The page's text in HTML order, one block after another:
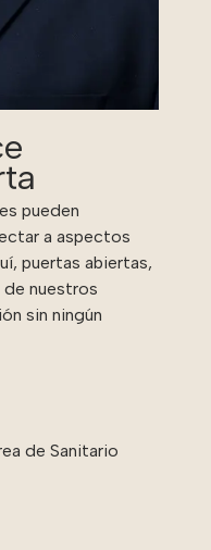
pueden
a aspectos
puertas abiertas,
nuestros
sin ningún
de Sanitario